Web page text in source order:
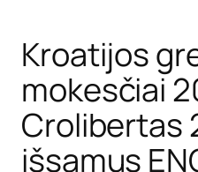
Kroatijos
mokesčiai
Crolibertas
išsamus